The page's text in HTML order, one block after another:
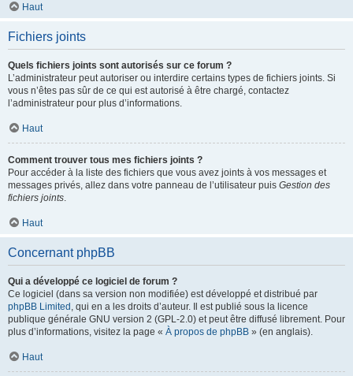
Haut
Fichiers joints
Quels fichiers joints sont autorisés sur ce forum ?
L’administrateur peut autoriser ou interdire certains types de fichiers joints. Si
vous n’êtes pas sûr de ce qui est autorisé à être chargé, contactez
l’administrateur pour plus d’informations.
Haut
Comment trouver tous mes fichiers joints ?
Pour accéder à la liste des fichiers que vous avez joints à vos messages et
messages privés, allez dans votre panneau de l’utilisateur puis Gestion des
fichiers joints.
Haut
Concernant phpBB
Qui a développé ce logiciel de forum ?
Ce logiciel (dans sa version non modifiée) est développé et distribué par
phpBB Limited , qui en a les droits d’auteur. Il est publié sous la licence
publique générale GNU version 2 (GPL-2.0) et peut être diffusé librement. Pour
plus d’informations, visitez la page « À propos de phpBB » (en anglais).
Haut